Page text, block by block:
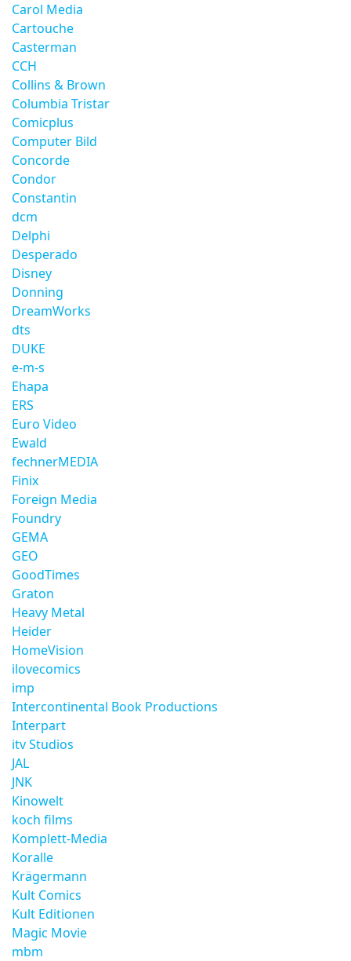
Carol Media
Cartouche
Casterman
CCH
Collins & Brown
Columbia Tristar
Comicplus
Computer Bild
Concorde
Condor
Constantin
dcm
Delphi
Desperado
Disney
Donning
DreamWorks
dts
DUKE
e-m-s
Ehapa
ERS
Euro Video
Ewald
fechnerMEDIA
Finix
Foreign Media
Foundry
GEMA
GEO
GoodTimes
Graton
Heavy Metal
Heider
HomeVision
ilovecomics
imp
Intercontinental Book Productions
Interpart
itv Studios
JAL
JNK
Kinowelt
koch films
Komplett-Media
Koralle
Krägermann
Kult Comics
Kult Editionen
Magic Movie
mbm